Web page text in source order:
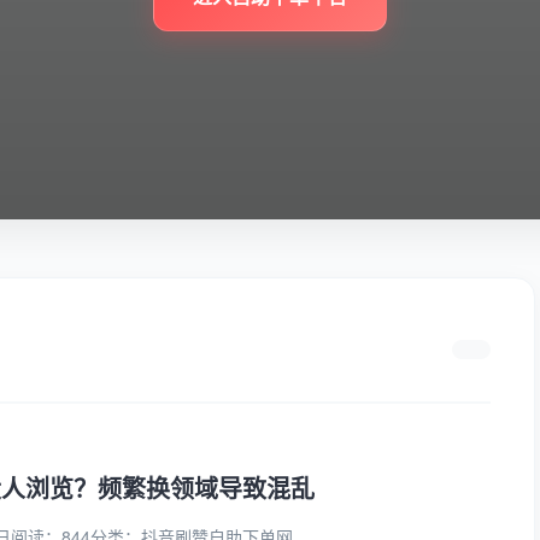
浏览？频繁换领域导致混乱